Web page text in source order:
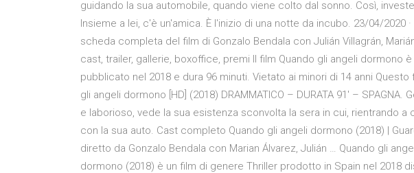
guidando la sua automobile, quando viene colto dal sonno. Così,
Insieme a lei, c'è un'amica. È l'inizio di una notte da incubo. 23/04/2020
scheda completa del film di Gonzalo Bendala con Julián Villagrán,
cast, trailer, gallerie, boxoffice, premi Il film Quando gli angeli dormono
pubblicato nel 2018 e dura 96 minuti. Vietato ai minori di 14 anni
gli angeli dormono [HD] (2018) DRAMMATICO – DURATA 91′ –
e laborioso, vede la sua esistenza sconvolta la sera in cui, rientrando a
con la sua auto. Cast completo Quando gli angeli dormono (2018) |
diretto da Gonzalo Bendala con Marian Álvarez, Julián … Quando gli
dormono (2018) è un film di genere Thriller prodotto in Spain nel 2018